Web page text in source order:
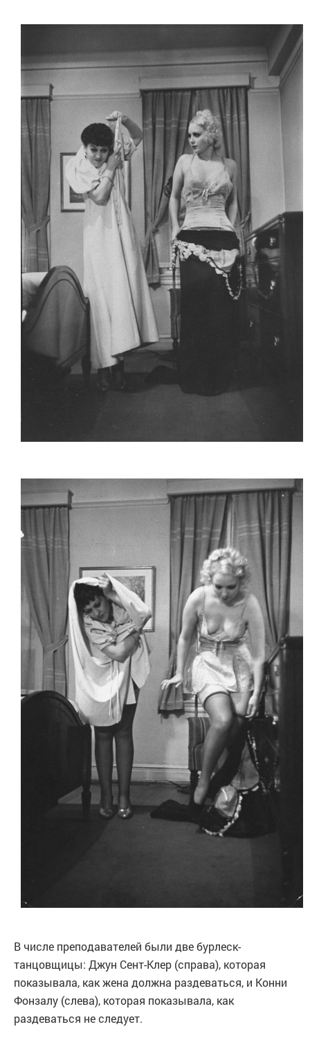
В числе преподавателей были две бурлеск-
танцовщицы: Джун Сент-Клер (справа), которая
показывала, как жена должна раздеваться, и Конни
Фонзалу (слева), которая показывала, как
раздеваться не следует.